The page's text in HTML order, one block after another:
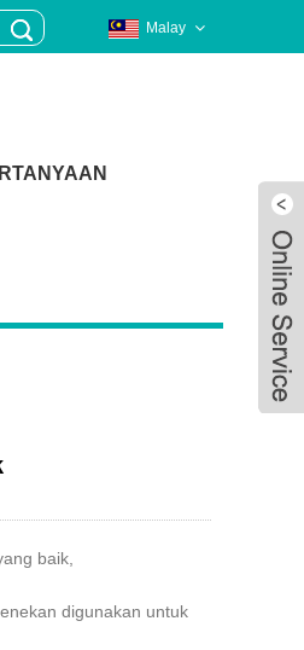
Malay
baik,
digunakan untuk